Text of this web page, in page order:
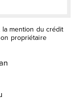
mention du crédit
propriétaire